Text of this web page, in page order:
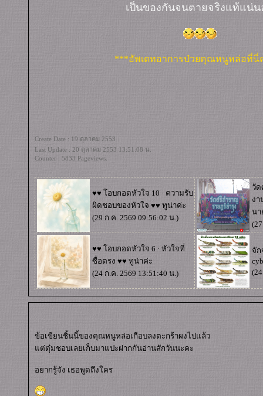
เป็นของกันจนตายจริงแท้แน่
***อัพเดทอาการป่วยคุณหนูหล่อที่นี่
Create Date : 19 ตุลาคม 2553
Last Update : 20 ตุลาคม 2553 13:51:08 น.
Counter : 5833 Pageviews.
♥♥ โอบกอดหัวใจ 10 · ความรับ
ผิดชอบของหัวใจ ♥♥ ทูน่าค่ะ
(29 ก.ค. 2569 09:56:02 น.)
วัด
ง
นา
♥♥ โอบกอดหัวใจ 6 · หัวใจที่
ซื่อตรง ♥♥ ทูน่าค่ะ
(24 ก.ค. 2569 13:51:40 น.)
จัก
ข้อเขียนชิ้นนี้ของคุณหนูหล่อเกือบลงตะกร้าผงไปแล้ว
ต่ตุ๋มชอบเลยเก็บมาแปะฝากกันอ่านสักวันนะคะ
อยากรู้จัง เธอพูดถึงใคร